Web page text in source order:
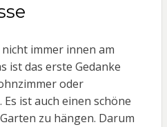
immer innen am
ist das erste Gedanke
oder
ist auch einen schöne
zu hängen. Darum